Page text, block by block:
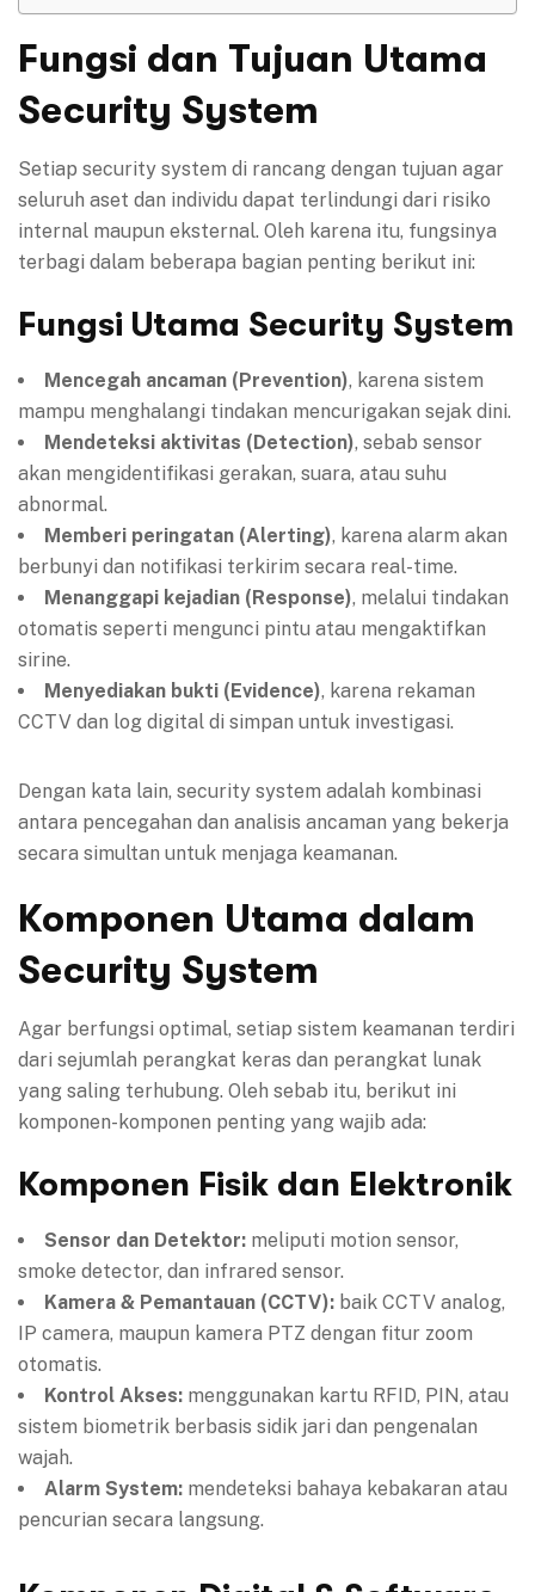
Fungsi dan Tujuan Utama
Security System
Setiap security system di rancang dengan tujuan agar
seluruh aset dan individu dapat terlindungi dari risiko
internal maupun eksternal. Oleh karena itu, fungsinya
terbagi dalam beberapa bagian penting berikut ini:
Fungsi Utama Security System
Mencegah ancaman (Prevention), karena sistem
mampu menghalangi tindakan mencurigakan sejak dini.
Mendeteksi aktivitas (Detection), sebab sensor
akan mengidentifikasi gerakan, suara, atau suhu
abnormal.
Memberi peringatan (Alerting), karena alarm akan
berbunyi dan notifikasi terkirim secara real-time.
Menanggapi kejadian (Response), melalui tindakan
otomatis seperti mengunci pintu atau mengaktifkan
sirine.
Menyediakan bukti (Evidence), karena rekaman
CCTV dan log digital di simpan untuk investigasi.
Dengan kata lain, security system adalah kombinasi
antara pencegahan dan analisis ancaman yang bekerja
secara simultan untuk menjaga keamanan.
Komponen Utama dalam
Security System
Agar berfungsi optimal, setiap sistem keamanan terdiri
dari sejumlah perangkat keras dan perangkat lunak
yang saling terhubung. Oleh sebab itu, berikut ini
komponen-komponen penting yang wajib ada:
Komponen Fisik dan Elektronik
Sensor dan Detektor: meliputi motion sensor,
smoke detector, dan infrared sensor.
Kamera & Pemantauan (CCTV): baik CCTV analog,
IP camera, maupun kamera PTZ dengan fitur zoom
otomatis.
Kontrol Akses: menggunakan kartu RFID, PIN, atau
sistem biometrik berbasis sidik jari dan pengenalan
wajah.
Alarm System: mendeteksi bahaya kebakaran atau
pencurian secara langsung.